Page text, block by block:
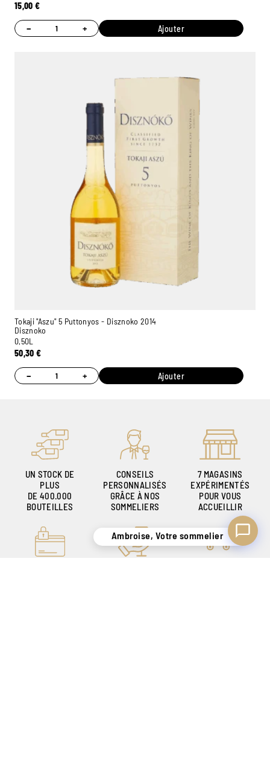
15,00€
− + Ajouter
Tokaji "Aszu" 5 Puttonyos - Disznoko 2014
Disznoko
0,50L
50,30€
− + Ajouter
UN STOCK DE
PLUS
DE 400.000
BOUTEILLES
CONSEILS
PERSONNALISÉS
GRÂCE À NOS
SOMMELIERS
7 MAGASINS
EXPÉRIMENTÉS
POUR VOUS
ACCUEILLIR
Ambroise, Votre sommelier
Disponible pour vous conseiller